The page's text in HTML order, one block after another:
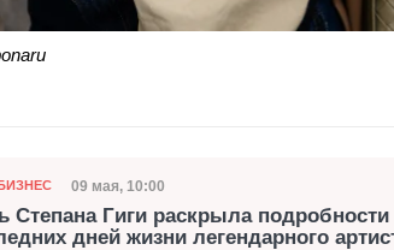
Дата публикации
09 мая, 10:00
Степана Гиги раскрыла подробности
дней жизни легендарного